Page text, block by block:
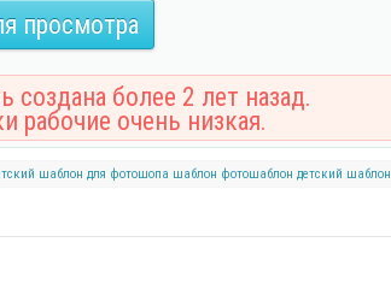
просмотра
создана более 2 лет назад.
рабочие очень низкая.
шаблон для фотошопа шаблон фотошаблон детский шаблон